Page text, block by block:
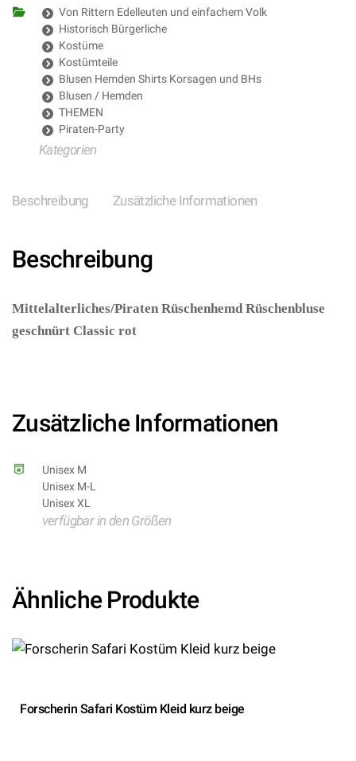
Von Rittern Edelleuten und einfachem Volk
Historisch Bürgerliche
Kostüme
Kostümteile
Blusen Hemden Shirts Korsagen und BHs
Blusen / Hemden
THEMEN
Piraten-Party
Kategorien
Beschreibung Zusätzliche Informationen
Beschreibung
Mittelalterliches/Piraten Rüschenhemd Rüschenbluse
geschnürt Classic rot
Zusätzliche Informationen
Unisex M
Unisex M-L
Unisex XL
verfügbar in den Größen
Ähnliche Produkte
Forscherin Safari Kostüm Kleid kurz beige